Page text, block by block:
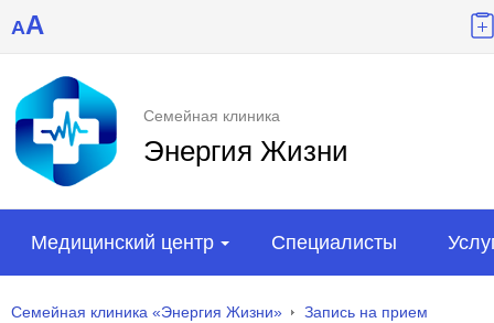
AA
Семейная клиника
Энергия Жизни
Медицинский центр Специалисты
Семейная клиника «Энергия Жизни» Запись на прием